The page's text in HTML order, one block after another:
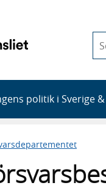
du
en
politik i Sverige &